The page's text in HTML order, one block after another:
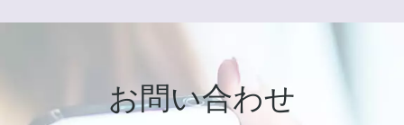
お問い合わせ